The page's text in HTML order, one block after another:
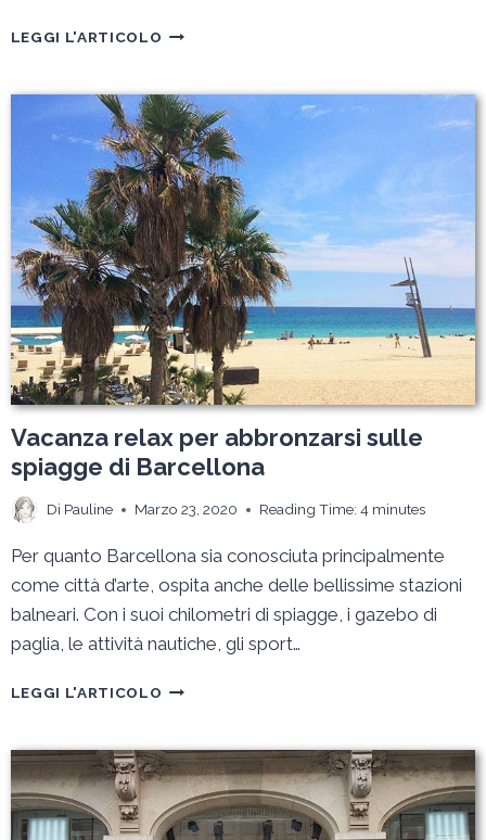
LEGGI L'ARTICOLO UNA
DEL
CALCIO
PER
SCOPRIRE
I
SEGRETI
DEL
BARÇA-
FC
BARCELLONA
Vacanza relax per abbronzarsi sulle
spiagge di Barcellona
Di Pauline Marzo 23, 2020 Reading Time: 4 minutes
Per quanto Barcellona sia conosciuta principalmente
come città d’arte, ospita anche delle bellissime stazioni
balneari. Con i suoi chilometri di spiagge, i gazebo di
paglia, le attività nautiche, gli sport…
LEGGI L'ARTICOLO VACANZA
ABBRONZARSI
SULLE
SPIAGGE
DI